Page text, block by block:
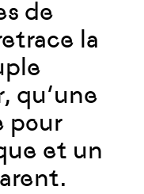
de
la
qu’une
pour
et un